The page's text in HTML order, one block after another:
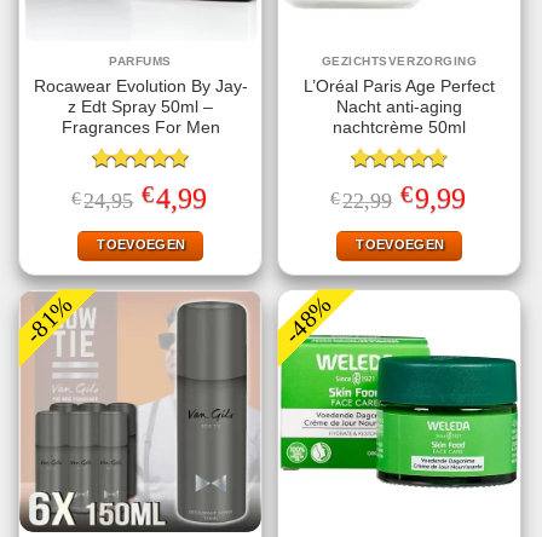
PARFUMS
Rocawear Evolution By Jay-
z Edt Spray 50ml –
Fragrances For Men
Gewaardeerd
5.00uit 5
€24,95 Oorspronkelijke
prijs
was:
€24,95.
€4,99Huidige
prijs
TOEVOEGEN
GEZICHTSVERZORGING
L’Oréal Paris Age Perfect
Nacht anti-aging
nachtcrème 50ml
Gewaardeerd
4.75uit 5
€22,99 Oorspronkelijke
prijs
was:
€22,99.
€9,99Huidige
prijs
TOEVOEGEN
-81% -48%